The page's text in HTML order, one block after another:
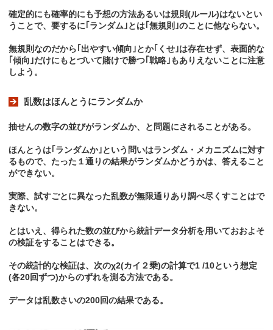
確定的にも確率的にも予想の方法あるいは規則(ルール)はないとい
うことで、要するに｢ランダム｣とは｢無規則｣のことに他ならない。
無規則なのだから｢出やすい傾向｣とか｢くせ｣は存在せず、表面的な
｢傾向｣だけにもとづいて賭けで勝つ｢戦略｣もありえないことに注意
しよう。
乱数はほんとうにランダムか
抽せんの数字の並びがランダムか、と問題にされることがある。
ほんとうは｢ランダムか｣という問いはランダム・メカニズムに対す
るもので、たった１通りの結果がランダムかどうかは、答えること
ができない。
実際、試すごとに異なった乱数が無限通りあり調べ尽くすことはで
きない。
とはいえ、得られた数の並びから統計データ分析を用いておおよそ
の検証をすることはできる。
その統計的な検証は、次のχ2(カイ２乗)の計算で1 /10という想定
(各20回ずつ)からのずれを測る方法である。
データは乱数さいの200回の結果である。